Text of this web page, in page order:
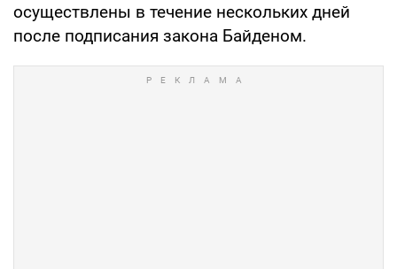
осуществлены в течение нескольких дней
после подписания закона Байденом.